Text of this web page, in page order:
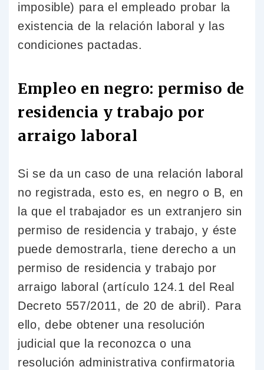
imposible) para el empleado probar la
existencia de la relación laboral y las
condiciones pactadas.
Empleo en negro: permiso de
residencia y trabajo por
arraigo laboral
Si se da un caso de una relación laboral
no registrada, esto es, en negro o B, en
la que el trabajador es un extranjero sin
permiso de residencia y trabajo, y éste
puede demostrarla, tiene derecho a un
permiso de residencia y trabajo por
arraigo laboral (artículo 124.1 del Real
Decreto 557/2011, de 20 de abril). Para
ello, debe obtener una resolución
judicial que la reconozca o una
resolución administrativa confirmatoria